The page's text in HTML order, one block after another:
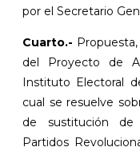
por el Secretario
Cuarto.-
del Proyecto de
Instituto Electoral
cual se resuelve
de sustitución de
Partidos